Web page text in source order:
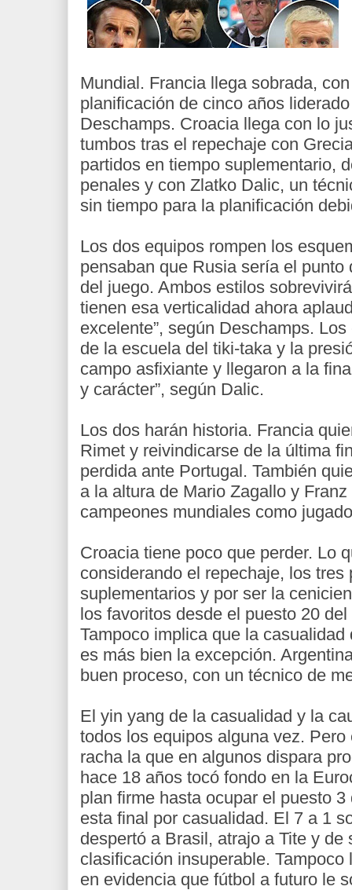
Mundial. Francia llega sobrada,
planificación de cinco años
Deschamps. Croacia llega con lo
tumbos tras el repechaje con
partidos en tiempo suplementario,
penales y con Zlatko Dalic, un
sin tiempo para la planificación
Los dos equipos rompen los
pensaban que Rusia sería el
del juego. Ambos estilos
tienen esa verticalidad ahora
excelente”, según Deschamps.
de la escuela del tiki-taka y la
campo asfixiante y llegaron a la
y carácter”, según Dalic.
Los dos harán historia. Francia
Rimet y reivindicarse de la última
perdida ante Portugal. También
a la altura de Mario Zagallo y
campeones mundiales como
Croacia tiene poco que perder. Lo
considerando el repechaje, los tres
suplementarios y por ser la
los favoritos desde el puesto 20
Tampoco implica que la
es más bien la excepción.
buen proceso, con un técnico de
El yin yang de la casualidad y la
todos los equipos alguna vez.
racha la que en algunos dispara
hace 18 años tocó fondo en la
plan firme hasta ocupar el puesto
esta final por casualidad. El 7 a 1
despertó a Brasil, atrajo a Tite y de
clasificación insuperable.
en evidencia que fútbol a futuro le